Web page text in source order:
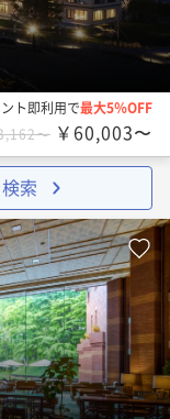
ト即利用で最大5％OFF
〜 ￥60,003〜
索